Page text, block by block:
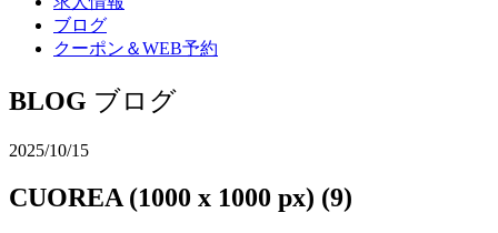
ブログ
クーポン＆WEB予約
BLOG ブログ
2025/10/15
CUOREA (1000 x 1000 px) (9)